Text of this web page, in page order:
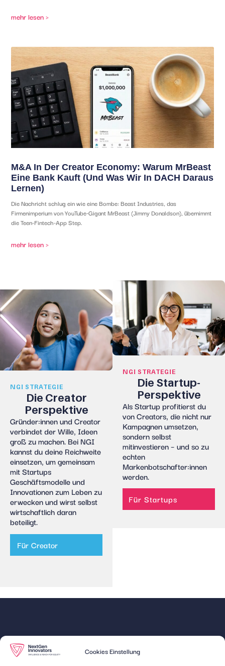
Cookies Einstellung
mehr lesen >
M&A In Der Creator Economy: Warum MrBeast
Eine Bank Kauft (und Was Wir In DACH Daraus
Lernen)
Die Nachricht schlug ein wie eine Bombe: Beast Industries, das
Firmenimperium von YouTube-Gigant MrBeast (Jimmy Donaldson), übernimmt
die Teen-Fintech-App Step.
mehr lesen >
NGI STRATEGIE
Die Creator
Perspektive
Gründer:innenund Creator
verbindet der Wille, Ideen
groß zu machen. Bei NGI
kannst du deine Reichweite
einsetzen, um gemeinsam
mit Startups
Geschäftsmodelle und
Innovationen zum Leben zu
erwecken und wirst selbst
wirtschaftlich daran
beteiligt.
Für Creator
NGI STRATEGIE
Die Startup-
Perspektive
Als Startup profitierst du
vonCreators, die nicht nur
Kampagnen umsetzen,
sondern selbst
mitinvestieren – und so zu
echten
Markenbotschafter:innen
werden.
Für Startups
Unsere
Expertise
Quick
Links